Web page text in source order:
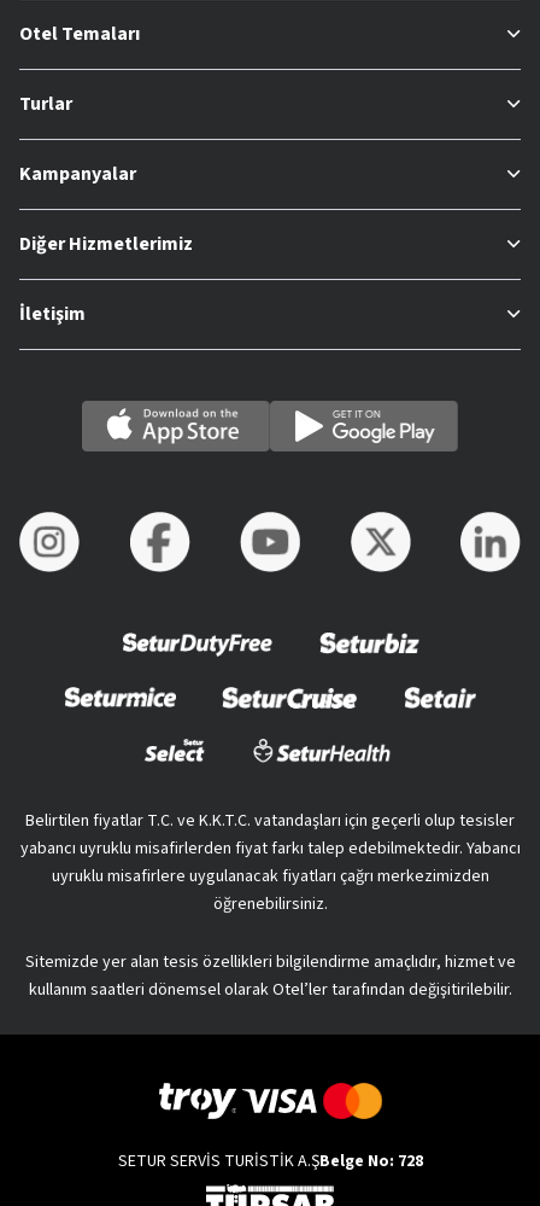
Otel Temaları
Turlar
Kampanyalar
Diğer Hizmetlerimiz
İletişim
Belirtilen fiyatlar T.C. ve K.K.T.C. vatandaşları için geçerli olup tesisler
yabancı uyruklu misafirlerden fiyat farkı talep edebilmektedir. Yabancı
uyruklu misafirlere uygulanacak fiyatları çağrı merkezimizden
öğrenebilirsiniz.
Sitemizde yer alan tesis özellikleri bilgilendirme amaçlıdır, hizmet ve
kullanım saatleri dönemsel olarak Otel’ler tarafından değişitirilebilir.
SETUR SERVİS TURİSTİK A.ŞBelge No: 728